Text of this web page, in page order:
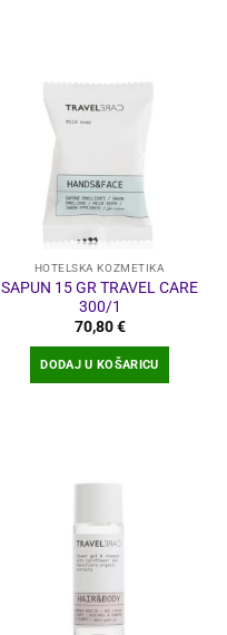
HOTELSKA KOZMETIKA
SAPUN 15 GR TRAVEL CARE
300/1
70,80€
DODAJ U KOŠARICU